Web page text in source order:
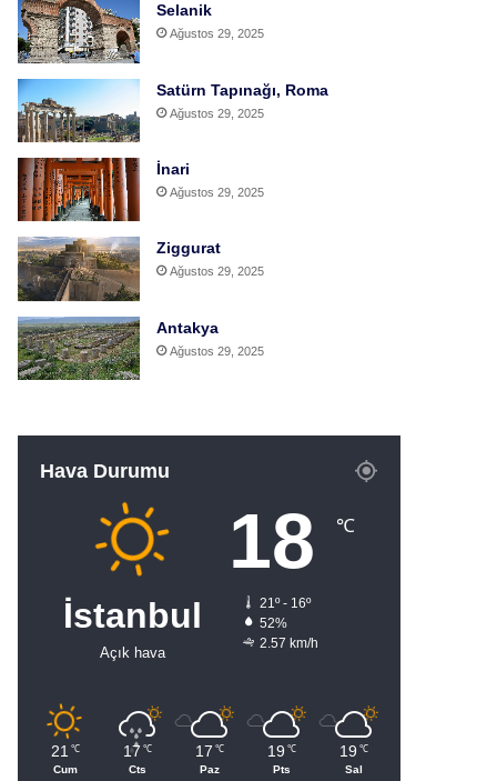
Selanik
Ağustos 29, 2025
Satürn Tapınağı, Roma
Ağustos 29, 2025
İnari
Ağustos 29, 2025
Ziggurat
Ağustos 29, 2025
Antakya
Ağustos 29, 2025
Hava Durumu
İstanbul
Açık hava
18 ℃
21º - 16º
52%
2.57 km/h
21 ℃
Cum
17 ℃
Cts
17 ℃
Paz
19 ℃
Pts
19 ℃
Sal